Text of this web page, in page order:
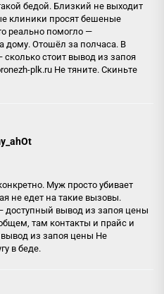
бедой. Близкий не выходит
клиники просят бешеные
реально помогло —
дому. Отошёл за полчаса. В
стоит вывод из запоя
plk.ru Не тяните. Скиньте
Муж просто убивает
не едет на такие вызовы.
доступный вывод из запоя цены
там контакты и прайс и
вывод из запоя цены Не
в беде.